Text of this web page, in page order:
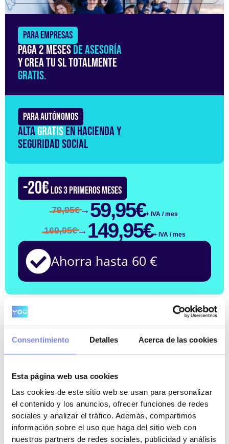
Consentimiento Detalles Acerca de las cookies
Esta página web usa cookies
Las cookies de este sitio web se usan para personalizar
el contenido y los anuncios, ofrecer funciones de redes
sociales y analizar el tráfico. Además, compartimos
información sobre el uso que haga del sitio web con
nuestros partners de redes sociales, publicidad y análisis
PARA EMPRESAS
Paga 2 mesesde asesoría
y crea tu SL totalmente
gratis.
PARA AUTÓNOMOS
Altagratisen hacienda y
seguridad social
-20€LOS 3 PRIMEROS MESES
79,95€→ 59,95€+ IVA / mes
169,95€→ 149,95€+ IVA / mes
Ahorra hasta 60 €
FISCAL, LABORAL Y CONTABLE
CONTROLADO
Asesoría Fiscal Online